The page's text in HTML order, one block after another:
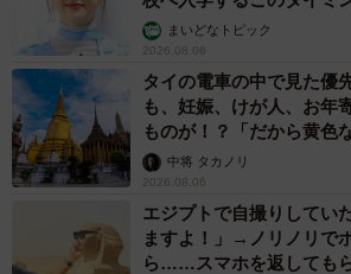
や疲労感によって食糧の略奪などが横
また、これと関連するが、戦争が泥沼
指揮命令系統にヒビが生じ始め、司令
命令・指示が思うようにいかなくなり
フリカなどもともと軍の能力が脆弱な
こっているかもしれない。
まいどなトピック
2026.08.06
タイの電車の中で見た
も、妊娠、けが人、お
ものが！？「だから黄色
中将 タカノリ
2026.08.06
エジプトで自撮りしてい
ますよ！」→ノリノリで
ら……スマホを返しても